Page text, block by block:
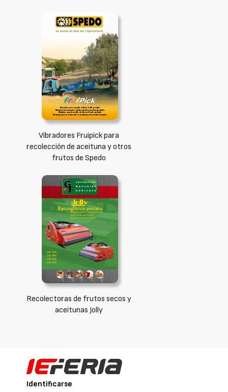
Vibradores Fruipick para
recolección de aceituna y otros
frutos de Spedo
Recolectoras de frutos secos y
aceitunas Jolly
Identificarse